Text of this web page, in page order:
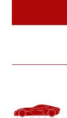
has
The